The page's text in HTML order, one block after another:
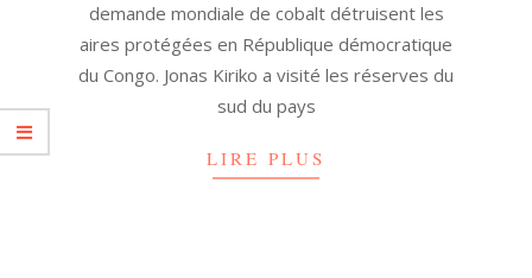
demande mondiale de cobalt détruisent les
aires protégées en République démocratique
du Congo. Jonas Kiriko a visité les réserves du
sud du pays
LIRE PLUS